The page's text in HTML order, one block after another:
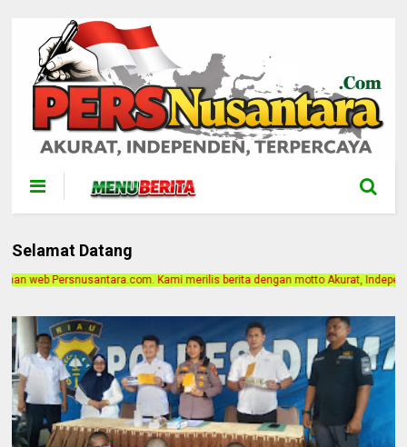
Selamat Datang
merilis berita dengan motto Akurat, Independen, Terpercaya. Alamat